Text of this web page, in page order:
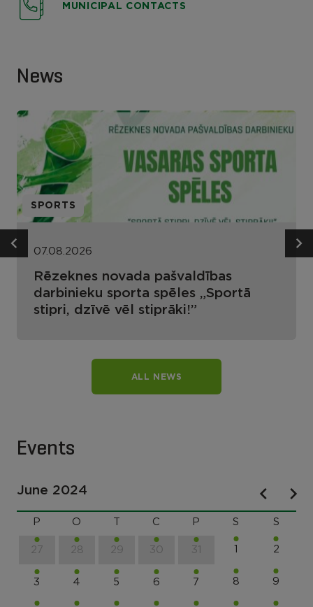
MUNICIPAL CONTACTS
News
SPORTS
07.08.2026
Rēzeknes novada pašvaldības
darbinieku sporta spēles „Sportā
stipri, dzīvē vēl stiprāki!”
ALL NEWS
Events
June 2024
P O C P S S
27 28 29 30 31 1 2
3 4 5 6 7 8 9